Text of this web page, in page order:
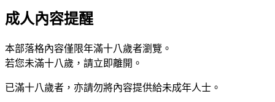
成人內容提醒
本部落格內容僅限年滿十八歲者瀏覽。
若您未滿十八歲，請立即離開。
已滿十八歲者，亦請勿將內容提供給未成年人士。